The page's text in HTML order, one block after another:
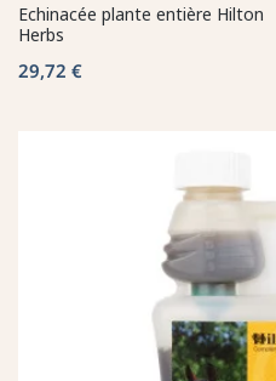
Echinacée plante entière Hilton
Herbs
29,72 €